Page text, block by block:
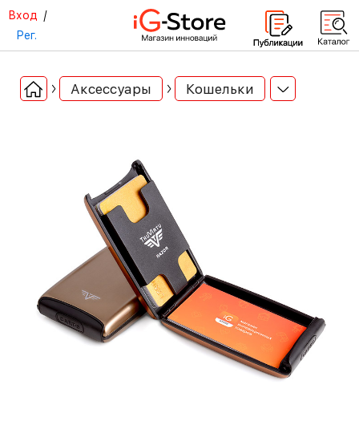
Вход /
Рег.
Аксессуары Кошельки